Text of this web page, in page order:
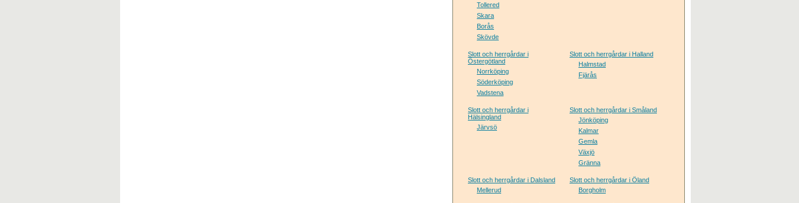
Tollered
Skara
Borås
Skövde
Slott och herrgårdar i
Östergötland
Norrköping
Söderköping
Vadstena
Slott och herrgårdar i Halland
Halmstad
Fjärås
Slott och herrgårdar i
Hälsingland
Järvsö
Slott och herrgårdar i Småland
Jönköping
Kalmar
Gemla
Växjö
Gränna
Slott och herrgårdar i Dalsland
Mellerud
Slott och herrgårdar i Öland
Borgholm